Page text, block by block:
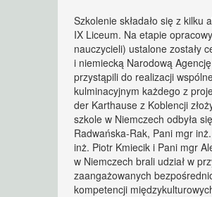
Szkolenie składało się z
IX Liceum. Na etapie
nauczycieli) ustalone zostały
i niemiecką Narodową
przystąpili do realizacji
kulminacyjnym każdego z
der Karthause z Koblencji
szkole w Niemczech odbyła
Radwańska-Rak, Pani mgr
inż. Piotr Kmiecik i Pani mgr
w Niemczech brali udział w
zaangażowanych
kompetencji